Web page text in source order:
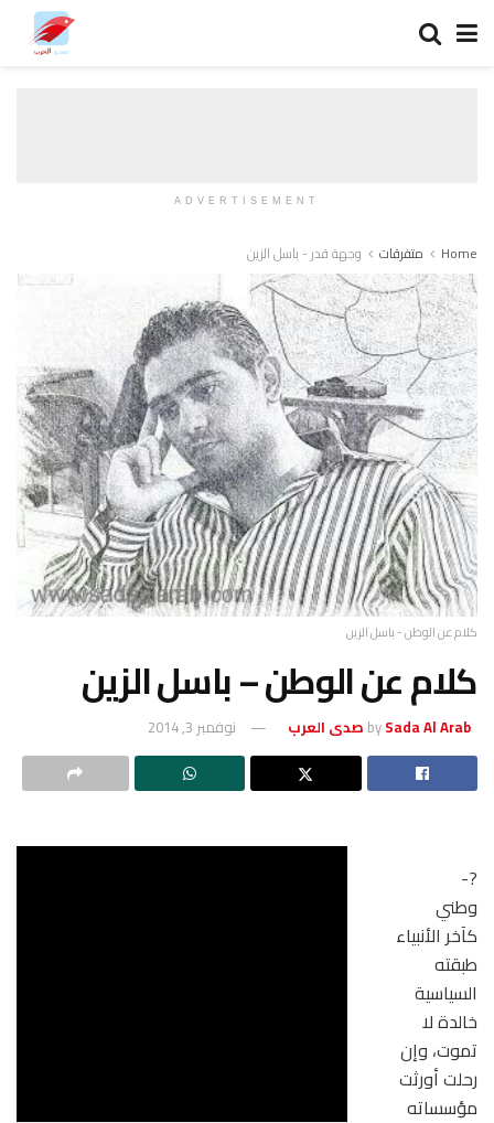
ADVERTISEMENT
Home متفرقات وجهة قدر - باسل الزين
كلام عن الوطن - باسل الزين
كلام عن الوطن – باسل الزين
bySada Al Arab صدى العرب نوفمبر 3, 2014
?-
وطني
كآخر الأنبياء
طبقته
السياسية
خالدة لا
تموت، وإن
رحلت أورثت
مؤسساته